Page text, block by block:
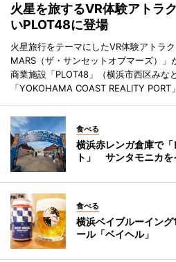
火星を旅するVR体験アトラ
いPLOT48に登場
火星旅行をテーマにしたVR体験アトラ
MARS（ザ・サンセットオブマーズ）
商業施設「PLOT48」（横浜市西区みな
「YOKOHAMA COAST REALITY PORT
食べる
横浜赤レンガ倉庫で
ト」 サンタモニカ
食べる
横浜ベイブルーイン
ール「ベイヘル」